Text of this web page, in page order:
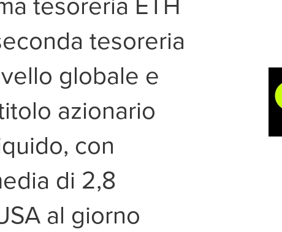
tesoreria
globale e
azionario
con
di 2,8
al giorno